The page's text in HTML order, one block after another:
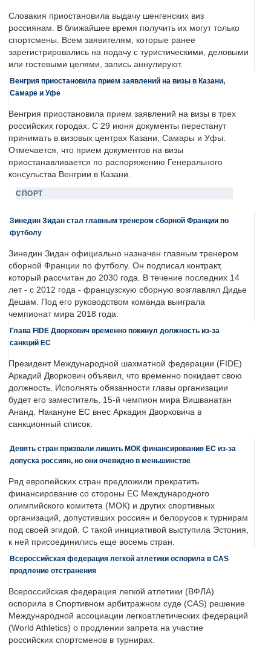
Словакия приостановила выдачу шенгенских виз
россиянам. В ближайшее время получить их могут только
спортсмены. Всем заявителям, которые ранее
зарегистрировались на подачу с туристическими, деловыми
или гостевыми целями, запись аннулируют.
Венгрия приостановила прием заявлений на визы в Казани,
Самаре и Уфе
Венгрия приостановила прием заявлений на визы в трех
российских городах. С 29 июня документы перестанут
принимать в визовых центрах Казани, Самары и Уфы.
Отмечается, что прием документов на визы
приостанавливается по распоряжению Генерального
консульства Венгрии в Казани.
СПОРТ
Зинедин Зидан стал главным тренером сборной Франции по
футболу
Зинедин Зидан официально назначен главным тренером
сборной Франции по футболу. Он подписал контракт,
который рассчитан до 2030 года. В течение последних 14
лет - с 2012 года - французскую сборную возглавлял Дидье
Дешам. Под его руководством команда выиграла
чемпионат мира 2018 года.
Глава FIDE Дворкович временно покинул должность из-за
санкций ЕС
Президент Международной шахматной федерации (FIDE)
Аркадий Дворкович объявил, что временно покидает свою
должность. Исполнять обязанности главы организации
будет его заместитель, 15-й чемпион мира Вишванатан
Ананд. Накануне ЕС внес Аркадия Дворковича в
санкционный список.
Девять стран призвали лишить МОК финансирования ЕС из-за
допуска россиян, но они очевидно в меньшинстве
Ряд европейских стран предложили прекратить
финансирование со стороны ЕС Международного
олимпийского комитета (МОК) и других спортивных
организаций, допустивших россиян и белорусов к турнирам
под своей эгидой. С такой инициативой выступила Эстония,
к ней присоединились еще восемь стран.
Всероссийская федерация легкой атлетики оспорила в CAS
продление отстранения
Всероссийская федерация легкой атлетики (ВФЛА)
оспорила в Спортивном арбитражном суде (CAS) решение
Международной ассоциации легкоатлетических федераций
(World Athletics) о продлении запрета на участие
российских спортсменов в турнирах.